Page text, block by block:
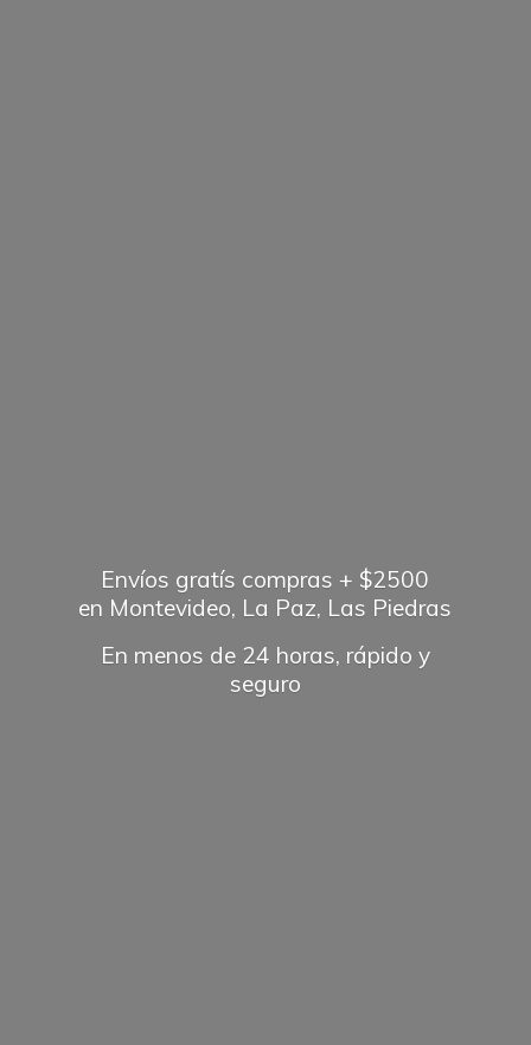
Envíos gratís compras + $2500
en Montevideo, La Paz, Las Piedras
En menos de 24 horas, rápido y
seguro